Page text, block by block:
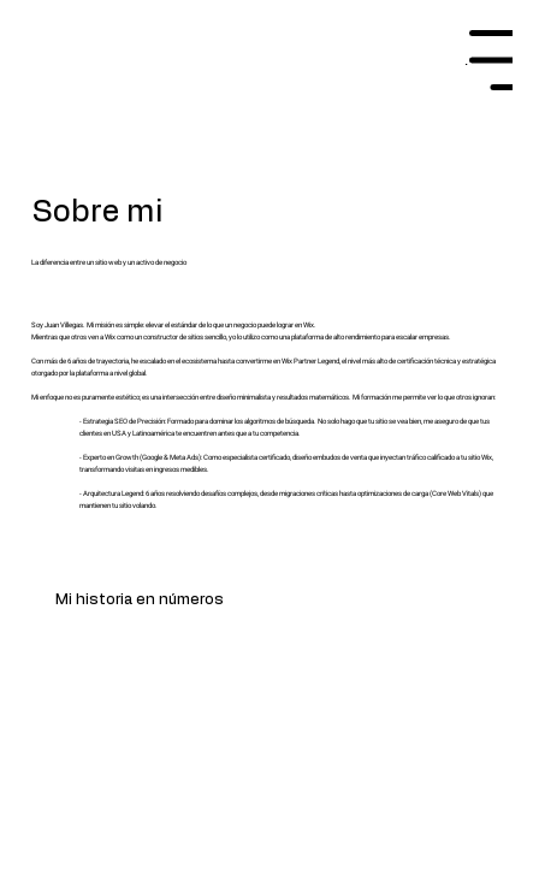
Menu
Sobre mi
La diferencia entre un sitio web y un activo de negocio
Soy Juan Villegas. Mi misión es simple: elevar el estándar de lo que un negocio puede lograr en Wix.
Mientras que otros ven a Wix como un constructor de sitios sencillo, yo lo utilizo como una plataforma de alto rendimiento para escalar empresas.
Con más de 6 años de trayectoria, he escalado en el ecosistema hasta convertirme en Wix Partner Legend, el nivel más alto de certificación técnica y estratégica
otorgado por la plataforma a nivel global.
Mi enfoque no es puramente estético; es una intersección entre diseño minimalista y resultados matemáticos. Mi formación me permite ver lo que otros ignoran:
- Estrategia SEO de Precisión: Formado para dominar los algoritmos de búsqueda. No solo hago que tu sitio se vea bien, me aseguro de que tus
clientes en USA y Latinoamérica te encuentren antes que a tu competencia.
- Experto en Growth (Google & Meta Ads): Como especialista certificado, diseño embudos de venta que inyectan tráfico calificado a tu sitio Wix,
transformando visitas en ingresos medibles.
- Arquitectura Legend: 6 años resolviendo desafíos complejos, desde migraciones críticas hasta optimizaciones de carga (Core Web Vitals) que
mantienen tu sitio volando.
Mi historia en números